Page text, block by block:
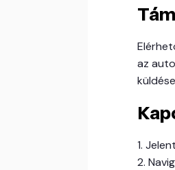
az
1.
2.